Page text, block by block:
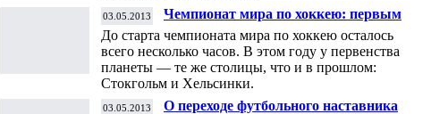
03.05.2013
Чемпионат мира по хоккею: первым
До старта чемпионата мира по хоккею осталось
всего несколько часов. В этом году у первенства
планеты — те же столицы, что и в прошлом:
Стокгольм и Хельсинки.
03.05.2013
О переходе футбольного наставника